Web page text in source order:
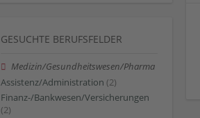
GESUCHTE BERUFSFELDER
Medizin/Gesundheitswesen/Pharma
Assistenz/Administration (2)
Finanz-/Bankwesen/Versicherungen
(2)